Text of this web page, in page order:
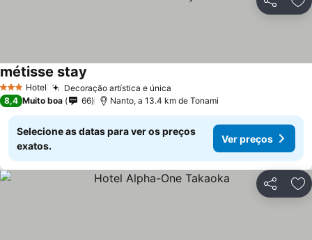
Partilhar
3 EstrelasHotel Decoração artística e única
métisse stay
8,4 Muito boa 66 Nanto, a 13.4 km de Tonami
Selecione as datas para ver os preços
exatos.
Ver preços
Partilhar